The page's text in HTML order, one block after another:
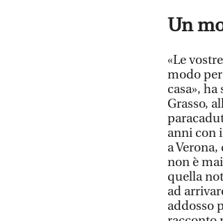
Un
«Le
modo
casa»,
Grasso,
anni con
a
non è
quella
ad
addosso